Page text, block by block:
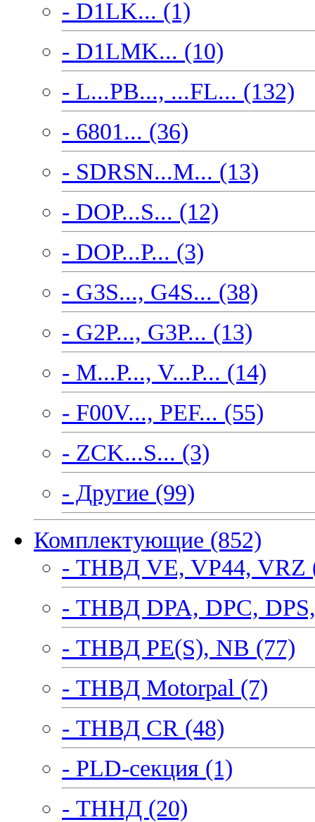
- D1LK... (1)
- D1LMK... (10)
- L...PB..., ...FL... (132)
- 6801... (36)
- SDRSN...M... (13)
- DOP...S... (12)
- DOP...P... (3)
- G3S..., G4S... (38)
- G2P..., G3P... (13)
- M...P..., V...P... (14)
- F00V..., PEF... (55)
- ZCK...S... (3)
- Другие (99)
Комплектующие (852)
- ТНВД VE, VP44, VRZ
- ТНВД DPA, DPC,
- ТНВД PE(S), NB (77)
- ТНВД Motorpal (7)
- ТНВД CR (48)
- PLD-секция (1)
- ТННД (20)